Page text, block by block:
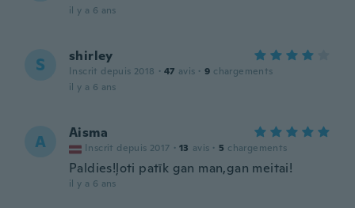
il y a 6 ans
S shirley
Inscrit depuis 2018 · 47 avis · 9 chargements
il y a 6 ans
A Aisma
Inscrit depuis 2017 · 13 avis · 5 chargements
Paldies!ļoti patīk gan man,gan meitai!
il y a 6 ans